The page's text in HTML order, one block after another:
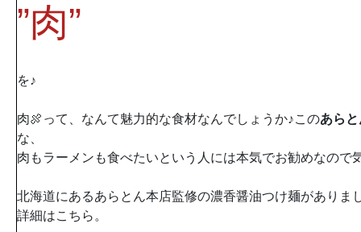
”肉”
を♪
肉🍖って、なんて魅力的な食材なんでしょうか♪このあらと
な、
肉もラーメンも食べたいという人には本気でお勧めなので
北海道にあるあらとん本店監修の濃香醤油つけ麺がありま
詳細はこちら。